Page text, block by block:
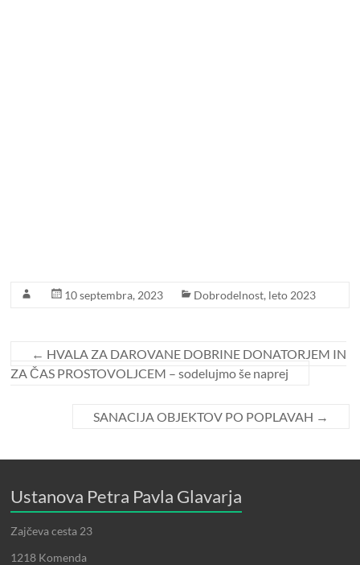
10 septembra, 2023 Dobrodelnost, leto 2023
← HVALA ZA DAROVANE DOBRINE DONATORJEM IN
ZA ČAS PROSTOVOLJCEM – sodelujmo še naprej
SANACIJA OBJEKTOV PO POPLAVAH →
Ustanova Petra Pavla Glavarja
Zajčeva cesta 23
1218 Komenda